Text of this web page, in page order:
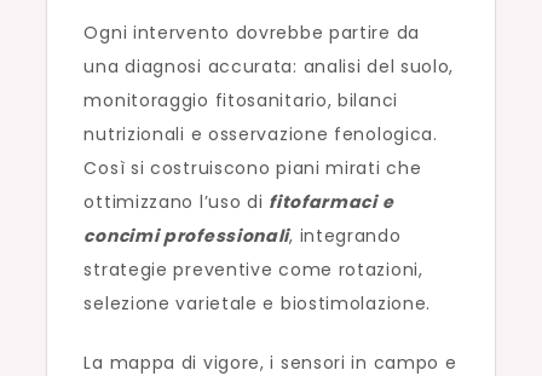
Ogni intervento dovrebbe partire da
una diagnosi accurata: analisi del suolo,
monitoraggio fitosanitario, bilanci
nutrizionali e osservazione fenologica.
Così si costruiscono piani mirati che
ottimizzano l’uso di fitofarmaci e
concimi professionali, integrando
strategie preventive come rotazioni,
selezione varietale e biostimolazione.
La mappa di vigore, i sensori in campo e